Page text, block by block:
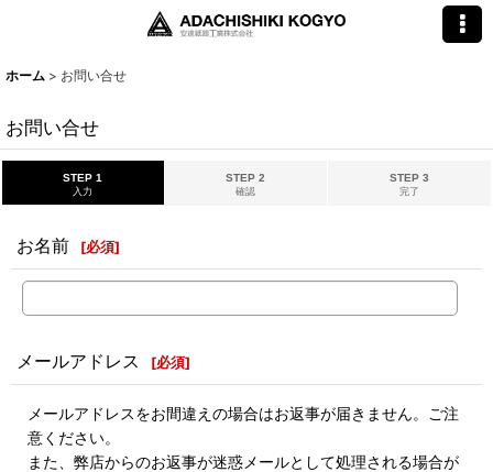
ホーム > お問い合せ
お問い合せ
STEP 1
入力
STEP 2
確認
STEP 3
完了
お名前 [必須]
メールアドレス [必須]
メールアドレスをお間違えの場合はお返事が届きません。ご注
意ください。
また、弊店からのお返事が迷惑メールとして処理される場合が